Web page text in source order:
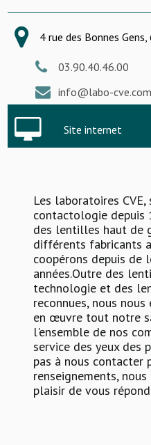
4 rue des Bonnes
03.90.40.46.00
info@labo-cve.com
Site internet
Les laboratoires
contactologie depuis
des lentilles haut de
différents fabricants
coopérons depuis de
années.Outre des
technologie et des
reconnues, nous
en œuvre tout notre
l'ensemble de nos
service des yeux des
pas à nous contacter
renseignements,
plaisir de vous